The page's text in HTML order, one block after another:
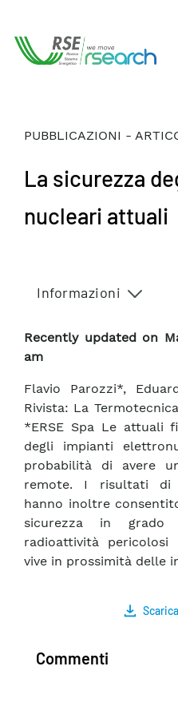
PUBBLICAZIONI -
La sicurezza
nucleari attuali
Informazioni
Recently updated on
am
Flavio Parozzi*,
Rivista: La
*ERSE Spa Le attuali
degli impianti
probabilità di avere
remote. I risultati di
hanno inoltre
sicurezza in
radioattività
vive in prossimità delle
Commenti